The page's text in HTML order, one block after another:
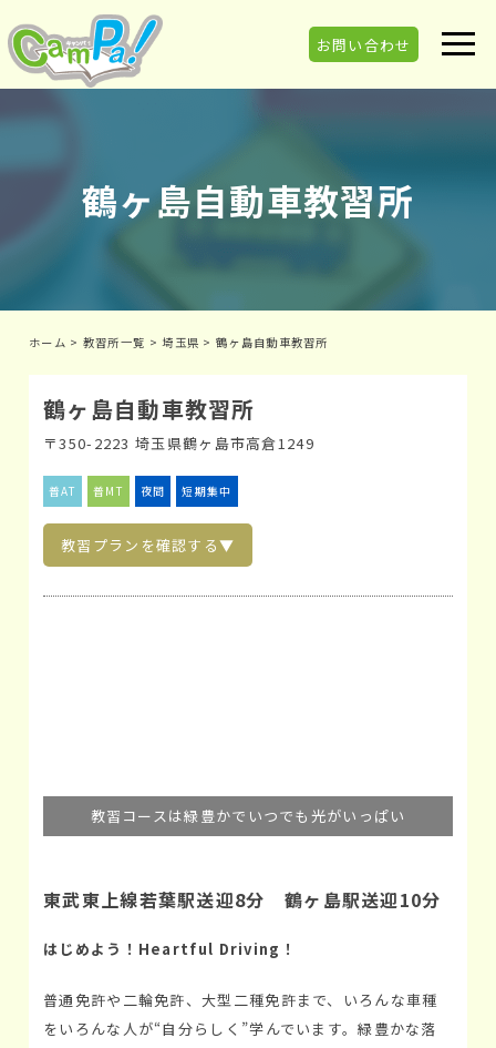
お問い合わせ
鶴ヶ島自動車教習所
ホーム > 教習所一覧 >埼玉県 >鶴ヶ島自動車教習所
鶴ヶ島自動車教習所
〒350-2223 埼玉県鶴ヶ島市高倉1249
教習プランを確認する▼
普AT 普MT 夜間 短期集中
教習コースは緑豊かでいつでも光がいっぱい
東武東上線若葉駅送迎8分 鶴ヶ島駅送迎10分
はじめよう！Heartful Driving！
普通免許や二輪免許、大型二種免許まで、いろんな車種
をいろんな人が“自分らしく”学んでいます。緑豊かな落